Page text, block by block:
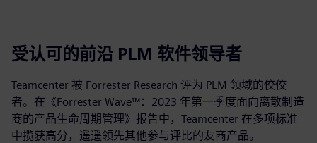
受认可的前沿 PLM 软件领导者
Teamcenter 被 Forrester Research 评为 PLM 领域的佼佼
者。在《Forrester Wave™：2023 年第一季度面向离散制造
商的产品生命周期管理》报告中，Teamcenter 在多项标准
中揽获高分，遥遥领先其他参与评比的友商产品。